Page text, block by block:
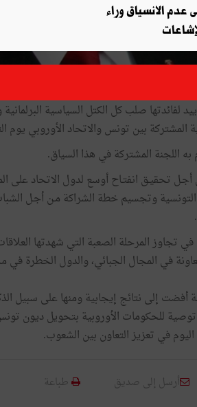
الحاجة إلى تحديد جديد للأولويات
لفائدتها صلب كل الكتل السياسية
تونس والاتحاد الأوروبي يوم الثلاثاء 18 سبتمبر 2018
اللجنة المشتركة في هذا السياق.
تحقيـق انفتـاح أوسع لدول الاتحاد على
التونسية وتجسيم خطة الشراكة مـن أجـل
المرحلة الصعبة التي شهدتها
في المجال الجبائي، والدول الخطرة في
أفضت إلى نتائج إيجابية ومنها على سبيل
في سبتمبر 2016 وتتضمّن توصية للحكومات الأوروبية
اليوم في تعزيز التعاون بين الشعوب.
أرسل إلى صديق طباعة
عدم الانسياق وراء